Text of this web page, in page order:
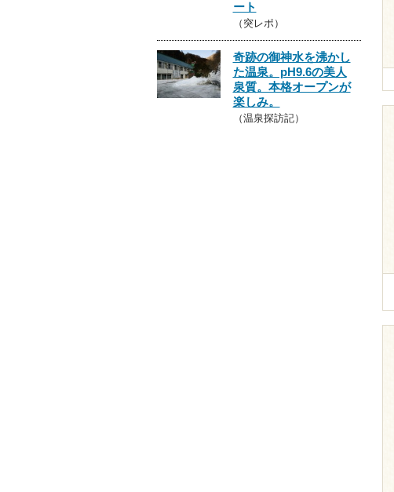
ート
（突レポ）
奇跡の御神水を沸かし
た温泉。pH9.6の美人
泉質。本格オープンが
楽しみ。
（温泉探訪記）